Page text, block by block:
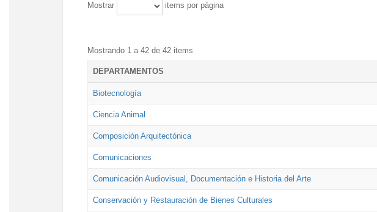
Mostrar items por página
Mostrando 1 a 42 de 42 items
DEPARTAMENTOS
Biotecnología
Ciencia Animal
Composición Arquitectónica
Comunicaciones
Comunicación Audiovisual, Documentación e Historia del Arte
Conservación y Restauración de Bienes Culturales